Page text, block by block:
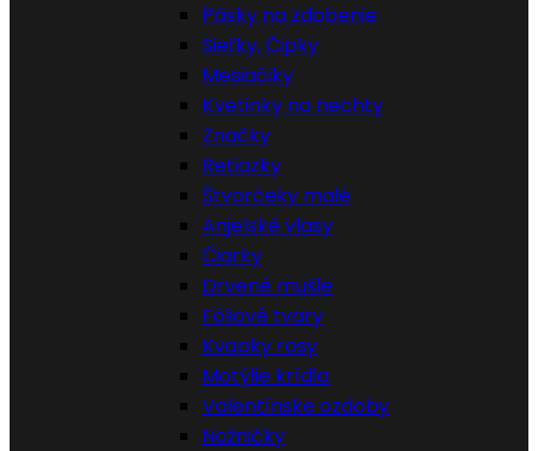
Pásky na zdobenie
Sieťky, Čipky
Mesiačiky
Kvetinky na nechty
Značky
Retiazky
Štvorčeky malé
Anjelské vlasy
Čiarky
Drvené mušle
Fóliové tvary
Kvapky rosy
Motýlie krídla
Valentínske ozdoby
Nožničky